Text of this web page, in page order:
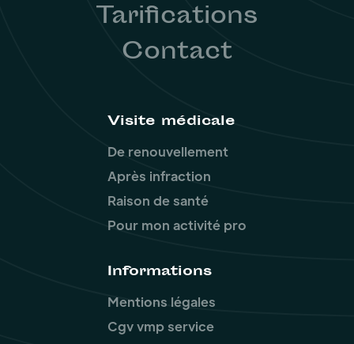
Tarifications
Contact
Visite médicale
De renouvellement
Après infraction
Raison de santé
Pour mon activité pro
Informations
Mentions légales
Cgv vmp service